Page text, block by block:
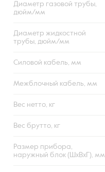
Диаметр газовой трубы,
дюйм/мм
Диаметр жидкостной
трубы, дюйм/мм
Силовой кабель, мм
Межблочный кабель, мм
Вес нетто, кг
Вес брутто, кг
Размер прибора,
наружный блок (ШxВxГ), мм